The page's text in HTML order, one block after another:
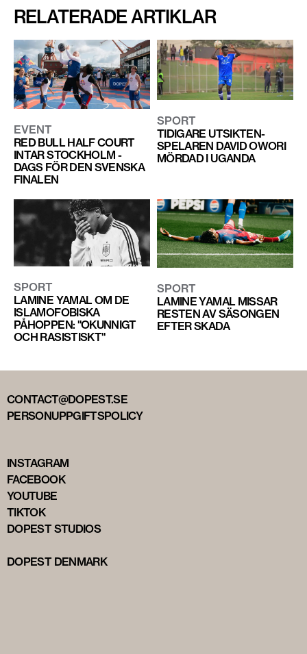
RELATERADE ARTIKLAR
EVENT
RED BULL HALF COURT
INTAR STOCKHOLM -
DAGS FÖR DEN SVENSKA
FINALEN
SPORT
TIDIGARE UTSIKTEN-
SPELAREN DAVID OWORI
MÖRDAD I UGANDA
SPORT
LAMINE YAMAL OM DE
ISLAMOFOBISKA
PÅHOPPEN: "OKUNNIGT
OCH RASISTISKT"
SPORT
LAMINE YAMAL MISSAR
RESTEN AV SÄSONGEN
EFTER SKADA
CONTACT@DOPEST.SE
PERSONUPPGIFTSPOLICY
INSTAGRAM
FACEBOOK
YOUTUBE
TIKTOK
DOPEST STUDIOS
DOPEST DENMARK